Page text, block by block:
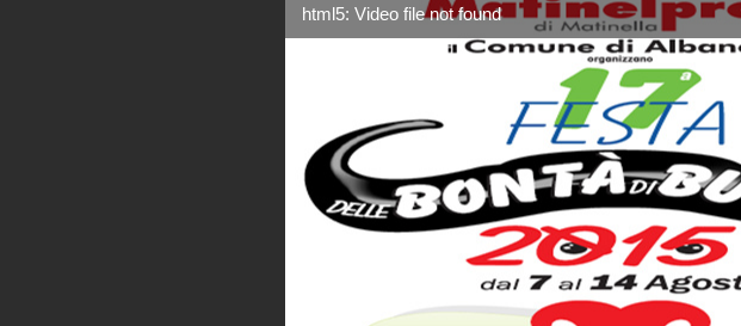
html5: Video file not found